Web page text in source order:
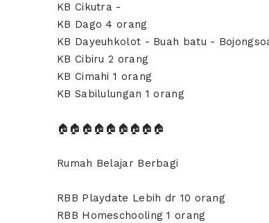
KB Cikutra -
KB Dago 4 orang
KB Dayeuhkolot - Buah batu -
KB Cibiru 2 orang
KB Cimahi 1 orang
KB Sabilulungan 1 orang
🏠🏠🏠🏠🏠🏠🏠🏠🏠
Rumah Belajar Berbagi
RBB Playdate Lebih dr 10 orang
RBB Homeschooling 1 orang